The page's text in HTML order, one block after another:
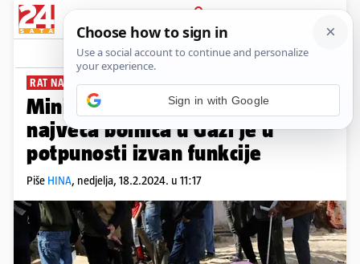
PRIJAVA
News Komentari
RAT NA BLISKOM ISTOKU
Ministarstvo zdravstva: Druga
najveća bolnica u Gazi je u
potpunosti izvan funkcije
Piše HINA, nedjelja, 18.2.2024. u 11:17